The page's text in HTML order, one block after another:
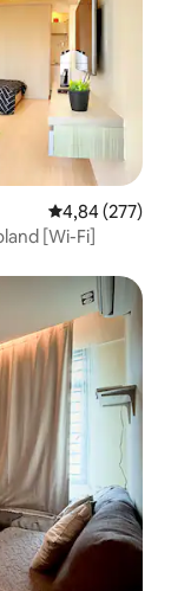
Средна
4,84 (277)
[Wi-Fi]